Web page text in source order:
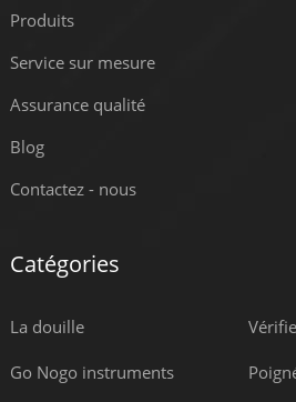
Produits
Service sur mesure
Assurance qualité
Blog
Contactez - nous
Catégories
La douille
Go Nogo instruments